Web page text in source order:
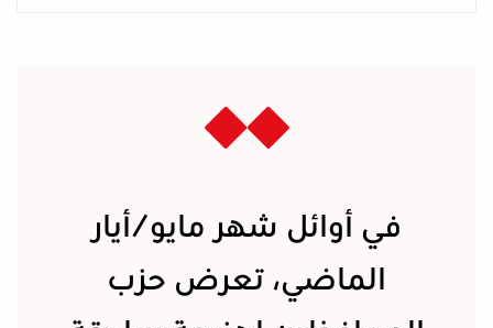
في أوائل شهر مايو/أيار
الماضي، تعرض حزب